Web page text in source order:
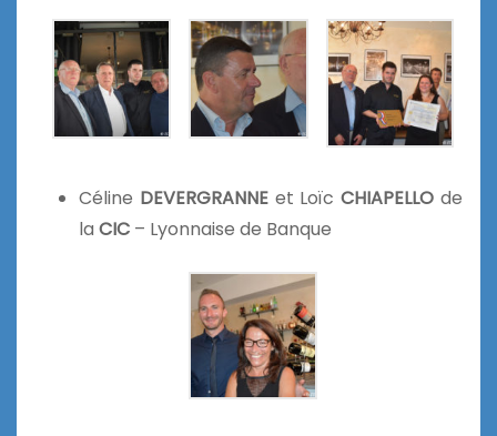
Céline DEVERGRANNEet LoïcCHIAPELLO de
la CIC – Lyonnaise de Banque